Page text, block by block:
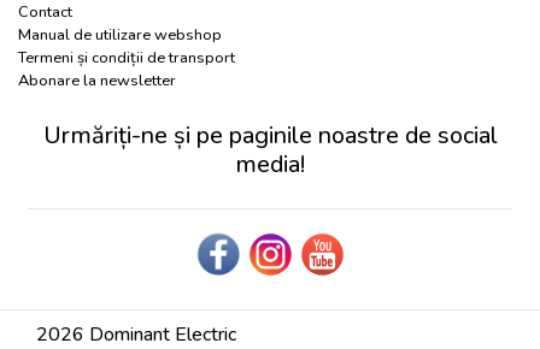
Contact
Manual de utilizare webshop
Termeni și condiții de transport
Abonare la newsletter
Urmăriți-ne și pe paginile noastre de social
media!
2026 Dominant Electric